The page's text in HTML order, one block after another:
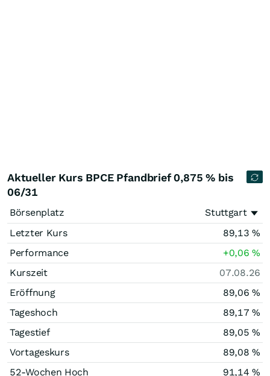
Aktueller Kurs BPCE Pfandbrief 0,875 % bis
06/31
Börsenplatz
Stuttgart
Letzter Kurs
89,13 %
Performance
+0,06%
Kurszeit
07.08.26
Eröffnung
89,06 %
Tageshoch
89,17 %
Tagestief
89,05 %
Vortageskurs
89,08%
52-Wochen Hoch
91,14%